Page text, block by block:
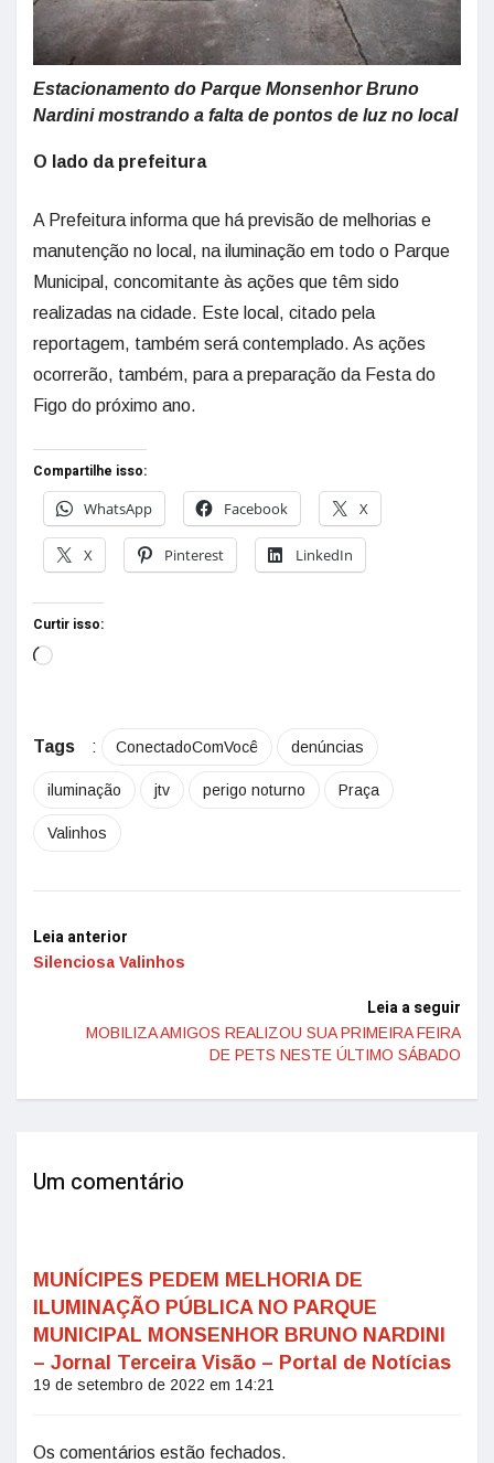
Estacionamento do Parque Monsenhor Bruno
Nardini mostrando a falta de pontos de luz no local
O lado da prefeitura
A Prefeitura informa que há previsão de melhorias e
manutenção no local, na iluminação em todo o Parque
Municipal, concomitante às ações que têm sido
realizadas na cidade. Este local, citado pela
reportagem, também será contemplado. As ações
ocorrerão, também, para a preparação da Festa do
Figo do próximo ano.
Compartilhe isso:
WhatsApp
Facebook X
X Pinterest LinkedIn
Curtir isso:
Tags : ConectadoComVocê denúncias
iluminação jtv perigo noturno Praça
Valinhos
Leia anterior
Silenciosa Valinhos
Leia a seguir
MOBILIZA AMIGOS REALIZOU SUA PRIMEIRA FEIRA
DE PETS NESTE ÚLTIMO SÁBADO
Um comentário
MUNÍCIPES PEDEM MELHORIA DE
ILUMINAÇÃO PÚBLICA NO PARQUE
MUNICIPAL MONSENHOR BRUNO NARDINI
– Jornal Terceira Visão – Portal de Notícias
19 de setembro de 2022 em 14:21
Os comentários estão fechados.